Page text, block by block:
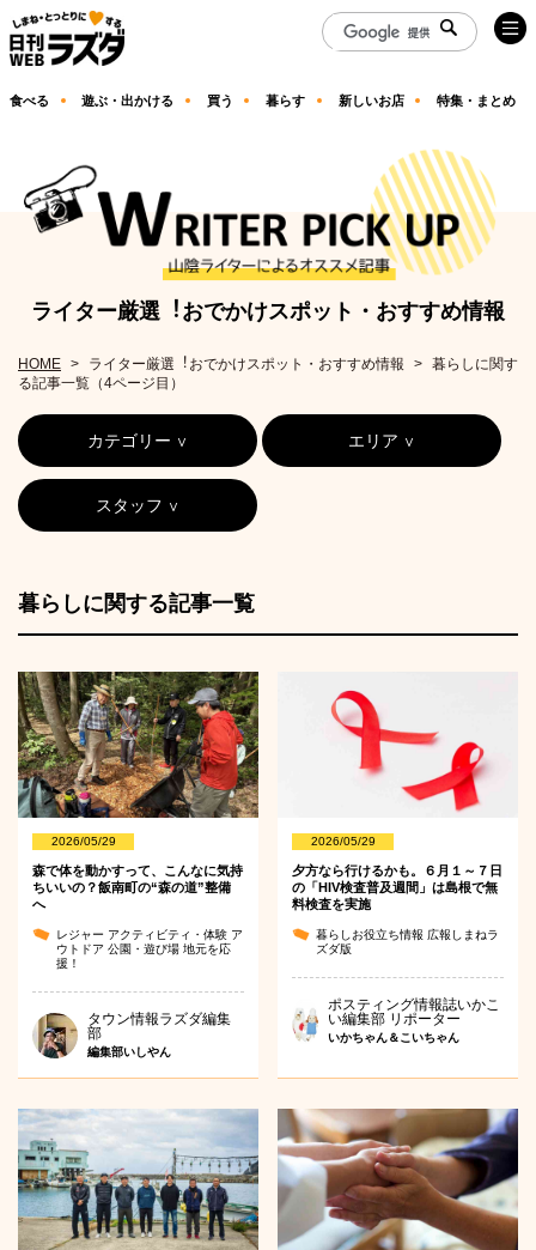
食べる 遊ぶ・出かける 買う 暮らす 新しいお店 特集・まとめ
ライター厳選︕おでかけスポット・おすすめ情報
HOME ライター厳選︕おでかけスポット・おすすめ情報
暮らしに関す
る記事一覧（4ページ目）
カテゴリー エリア
スタッフ
暮らしに関する記事一覧
2026/05/29
森で体を動かすって、こんなに気持
ちいいの？飯南町の“森の道”整備
へ
レジャー アクティビティ・体験 ア
ウトドア 公園・遊び場 地元を応
援！
タウン情報ラズダ編集
部
編集部いしやん
2026/05/29
夕方なら行けるかも。６月１～７日
の「HIV検査普及週間」は島根で無
料検査を実施
暮らしお役立ち情報 広報しまねラ
ズダ版
ポスティング情報誌いかこ
い編集部 リポーター
いかちゃん＆こいちゃん